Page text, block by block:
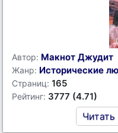
Автор: Макнот Джудит
Жанр: Исторические
Страниц: 165
Рейтинг: 3777 (4.71)
Читать